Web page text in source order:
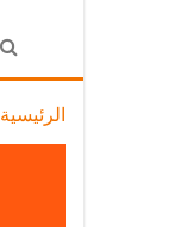
الرئيسية